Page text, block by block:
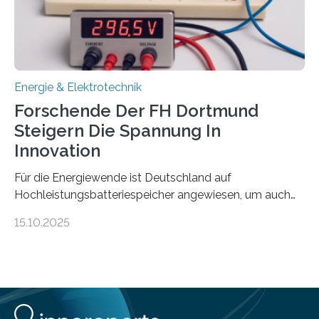
Mittelpunkt steht der direkte Wissenstransfer: Neue
wissenschaftliche Erkenntnisse sollen rasch in die
Energie & Elektrotechnik
Forschende Der FH Dortmund
Steigern Die Spannung In
Innovation
Für die Energiewende ist Deutschland auf
Hochleistungsbatteriespeicher angewiesen, um auch
Doch mit der immensen Zahl einzelner Batteriezellen,
Projekt KV-BATT diese Verluste reduzieren und
erhöhen dazu die Spannung um das Zehn- bis
15.10.2025